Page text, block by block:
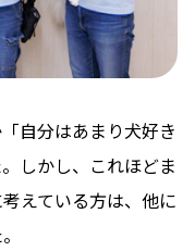
自分はあまり犬好き
しかし、これほどま
えている方は、他に